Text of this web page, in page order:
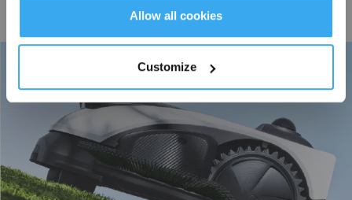
Allow all cookies
Customize
réaction rapides. De plus, il minimise les résidus non coupés et maintient
une zone de sécurité raisonnable.
€ sur leur première commande lorsque le paiement dépasse 1000 €.